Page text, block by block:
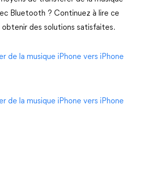
Bluetooth ? Continuez à lire ce
obtenir des solutions satisfaites.
de la musique iPhone vers iPhone
de la musique iPhone vers iPhone